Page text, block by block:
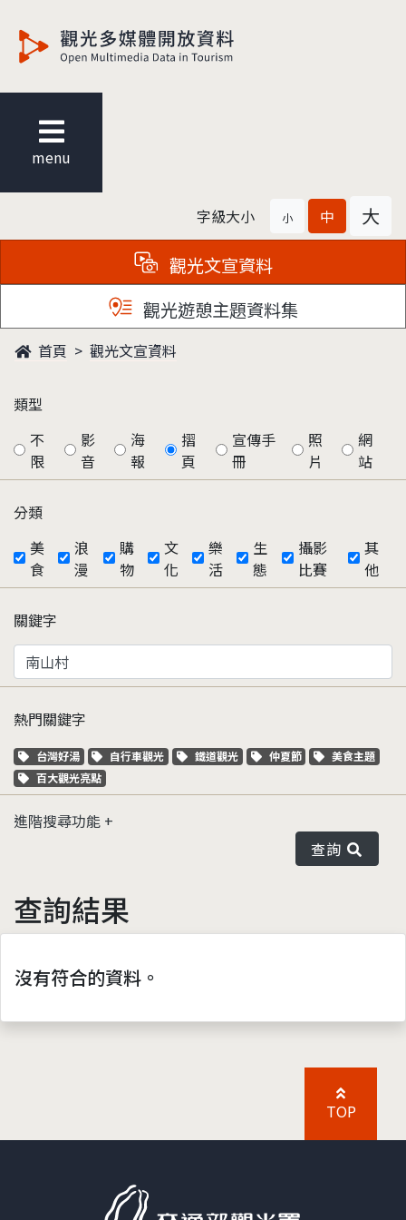
menu
字級大小 小 中 大
觀光文宣資料
觀光遊憩主題資料集
首頁 觀光文宣資料
類型
不
限
影
音
海
報
摺
頁
宣傳手
冊
照
片
網
站
分類
美
食
浪
漫
購
物
文
化
樂
活
生
態
攝影
比賽
其
他
關鍵字
熱門關鍵字
關鍵字標籤
台灣好湯 關鍵字標籤
自行車觀光 關鍵字標籤
鐵道觀光 關鍵字標籤
仲夏節 關鍵字標籤
美食主題
關鍵字標籤
百大觀光亮點
進階搜尋功能
查詢
查詢結果
沒有符合的資料。
TOP